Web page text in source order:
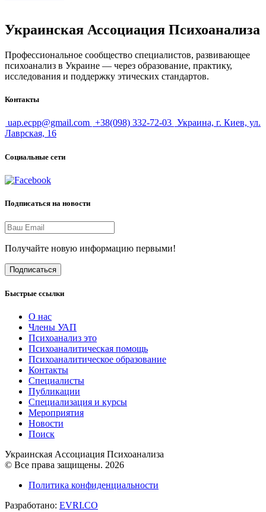
Украинская Ассоциация Психоанализа
Профессиональное сообщество специалистов, развивающее
психоанализ в Украине — через образование, практику,
исследования и поддержку этических стандартов.
Контакты
uap.ecpp@gmail.com +38(098) 332-72-03 Украина, г. Киев, ул.
Лаврская, 16
Социальные сети
Подписаться на новости
Получайте новую информацию первыми!
Подписаться
Быстрые ссылки
О нас
Члены УАП
Психоанализ это
Психоаналитическая помощь
Психоаналитическое образование
Контакты
Специалисты
Публикации
Специализация и курсы
Мероприятия
Новости
Поиск
Украинская Ассоциация Психоанализа
© Все права защищены. 2026
Политика конфиденциальности
Разработано: EVRI.CO